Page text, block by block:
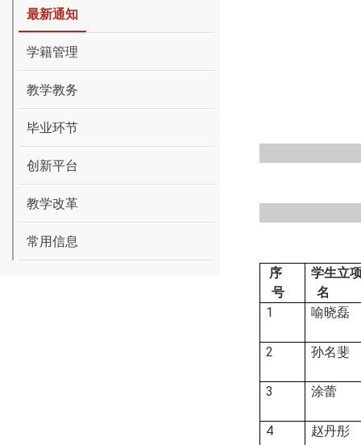
最新通知
学籍管理
教学教务
毕业环节
创新平台
教学改革
常用信息
序
号
学生立
名
1
喻晓磊
2 孙名斐
3 涂蕾
4 赵丹彤